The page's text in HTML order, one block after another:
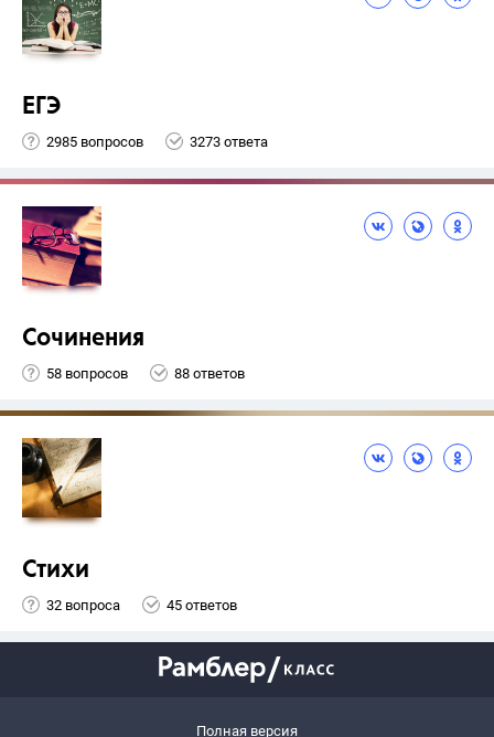
ЕГЭ
2985 вопросов 3273 ответа
Сочинения
58 вопросов 88 ответов
Стихи
32 вопроса 45 ответов
Полная версия